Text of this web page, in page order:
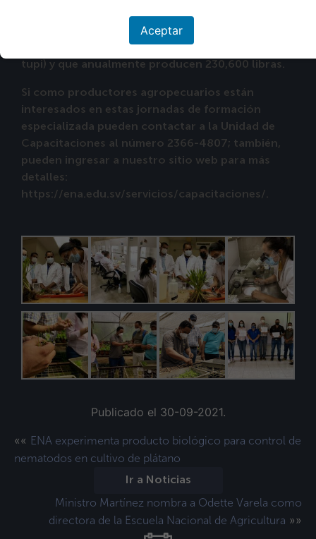
Aceptar
estima que hay sembradas cerca de 50 mil plantas
de fresas (variedades: Sabrina, Cristal, Aromas) y
al menos 1000 plantas de zarzamora (variedad
tupi) y que anualmente producen 230,600 libras.
Si como productores agropecuarios están
interesados en estas jornadas de formación
especializada pueden contactar a la Unidad de
Capacitaciones al número 2366-4807; también,
pueden ingresar a nuestro sitio web para más
detalles:
https://ena.edu.sv/servicios/capacitaciones/.
Publicado el 30-09-2021.
«« ENA experimenta producto biológico para control de
nematodos en cultivo de plátano
Ir a Noticias
Ministro Martínez nombra a Odette Varela como
directora de la Escuela Nacional de Agricultura »»